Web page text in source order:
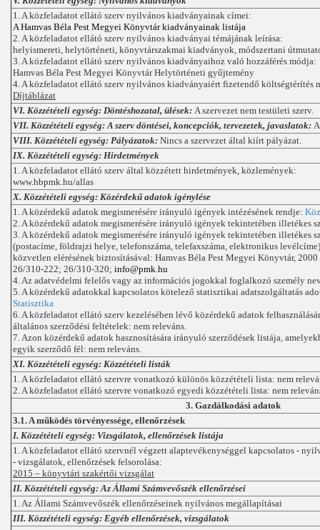
1. A közfeladatot ellátó szerv nyilvános kiadványainak címei:
A Hamvas Béla Pest Megyei Könyvtár kiadványainak listája
2. A közfeladatot ellátó szerv nyilvános kiadványai témájának leírása:
helyismereti, helytörténeti, könyvtárszakmai kiadványok, módszertani
3. A közfeladatot ellátó szerv nyilvános kiadványaihoz való hozzáférés módja:
Hamvas Béla Pest Megyei Könyvtár Helytörténeti gyűjtemény
4. A közfeladatot ellátó szerv nyilvános kiadványaiért fizetendő költségtérítés
Díjtáblázat
VI. Közzétételi egység: Döntéshozatal, ülések: A szervezet nem testületi szerv.
VII. Közzétételi egység: A szerv döntései, koncepciók, tervezetek, javaslatok:
VIII. Közzétételi egység: Pályázatok: Nincs a szervezet által kiírt pályázat.
IX. Közzétételi egység: Hirdetmények
1. A közfeladatot ellátó szerv által közzétett hirdetmények, közlemények:
www.hbpmk.hu/allas
X. Közzétételi egység: Közérdekű adatok igénylése
1. A közérdekű adatok megismerésére irányuló igények intézésének rendje:
2. A közérdekű adatok megismerésére irányuló igények tekintetében illetékes
3. A közérdekű adatok megismerésére irányuló igények tekintetében illetékes
(postacíme, földrajzi helye, telefonszáma, telefaxszáma, elektronikus
közvetlen elérésének biztosításával: Hamvas Béla Pest Megyei Könyvtár, 2000
26/310-222; 26/310-320; info@pmk.hu
4. Az adatvédelmi felelős vagy az információs jogokkal foglalkozó személy
5. A közérdekű adatokkal kapcsolatos kötelező statisztikai adatszolgáltatás
Statisztika
6. A közfeladatot ellátó szerv kezelésében lévő közérdekű adatok
általános szerződési feltételek: nem releváns.
7. Azon közérdekű adatok hasznosítására irányuló szerződések listája,
egyik szerződő fél: nem releváns.
XI. Közzétételi egység: Közzétételi listák
1. A közfeladatot ellátó szervre vonatkozó különös közzétételi lista: nem
2. A közfeladatot ellátó szervre vonatkozó egyedi közzétételi lista: nem
3. Gazdálkodási adatok
3.1. A működés törvényessége, ellenőrzések
I. Közzétételi egység: Vizsgálatok, ellenőrzések listája
1. A közfeladatot ellátó szervnél végzett alaptevékenységgel kapcsolatos -
- vizsgálatok, ellenőrzések felsorolása:
2015 – könyvtári szakértői vizsgálat
II. Közzétételi egység: Az Állami Számvevőszék ellenőrzései
1. Az Állami Számvevőszék ellenőrzéseinek nyilvános megállapításai
III. Közzétételi egység: Egyéb ellenőrzések, vizsgálatok